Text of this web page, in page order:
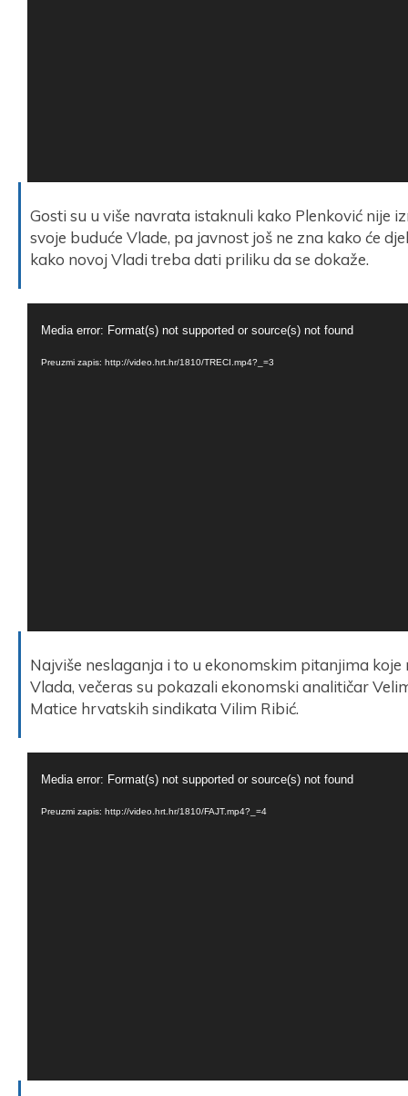
Gosti su u više navrata istaknuli kako Plenković nije
svoje buduće Vlade, pa javnost još ne zna kako će
kako novoj Vladi treba dati priliku da se dokaže.
videozapisa
Media error: Format(s) not supported or source(s) not found
Preuzmi zapis: http://video.hrt.hr/1810/TRECI.mp4?_=3
Najviše neslaganja i to u ekonomskim pitanjima
Vlada, večeras su pokazali ekonomski analitičar
Matice hrvatskih sindikata Vilim Ribić.
videozapisa
Media error: Format(s) not supported or source(s) not found
Preuzmi zapis: http://video.hrt.hr/1810/FAJT.mp4?_=4